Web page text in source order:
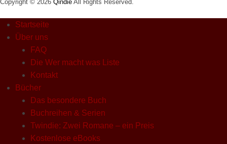
Copyright © 2026 Qindie All Rights Reserved.
Startseite
Über uns
FAQ
Die Wer macht was Liste
Kontakt
Bücher
Das besondere Buch
Buchreihen & Serien
Twindie: Zwei Romane – ein Preis
Kostenlose eBooks